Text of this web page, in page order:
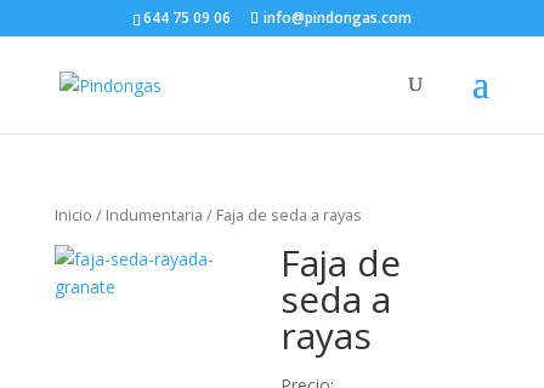
644 75 09 06 info@pindongas.com
Inicio / Indumentaria / Faja de seda a rayas
Faja de
seda a
rayas